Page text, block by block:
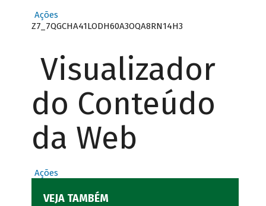
Ações
Z7_7QGCHA41LODH60A3OQA8RN14H3
Visualizador
do Conteúdo
da Web
Ações
VEJA TAMBÉM